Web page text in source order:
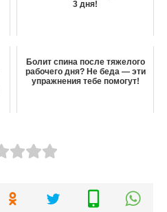
3 дня!
Болит спина после тяжелого
рабочего дня? Не беда — эти
упражнения тебе помогут!